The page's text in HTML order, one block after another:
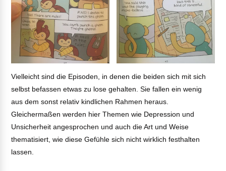
Vielleicht sind die Episoden, in denen die beiden sich mit sich
selbst befassen etwas zu lose gehalten. Sie fallen ein wenig
aus dem sonst relativ kindlichen Rahmen heraus.
Gleichermaßen werden hier Themen wie Depression und
Unsicherheit angesprochen und auch die Art und Weise
thematisiert, wie diese Gefühle sich nicht wirklich festhalten
lassen.